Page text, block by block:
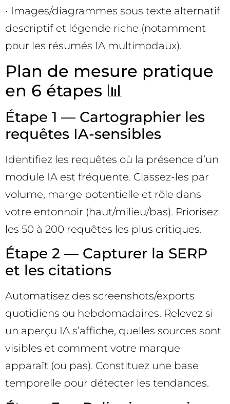
• Images/diagrammes sous texte alternatif
descriptif et légende riche (notamment
pour les résumés IA multimodaux).
Plan de mesure pratique
en 6 étapes 📊
Étape 1 — Cartographier les
requêtes IA-sensibles
Identifiez les requêtes où la présence d’un
module IA est fréquente. Classez-les par
volume, marge potentielle et rôle dans
votre entonnoir (haut/milieu/bas). Priorisez
les 50 à 200 requêtes les plus critiques.
Étape 2 — Capturer la SERP
et les citations
Automatisez des screenshots/exports
quotidiens ou hebdomadaires. Relevez si
un aperçu IA s’affiche, quelles sources sont
visibles et comment votre marque
apparaît (ou pas). Constituez une base
temporelle pour détecter les tendances.